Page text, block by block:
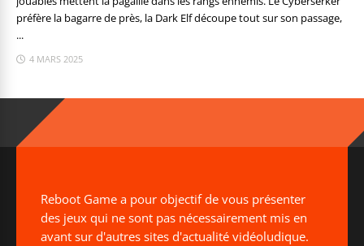
préfère la bagarre de près, la Dark Elf découpe tout sur son passage,
...
4 MARS 2025
Reboot Game a pour objectif de vous présenter
des jeux qui ne sont pas nécessairement mis en
avant sur d'autres sites d'actualité vidéoludique.